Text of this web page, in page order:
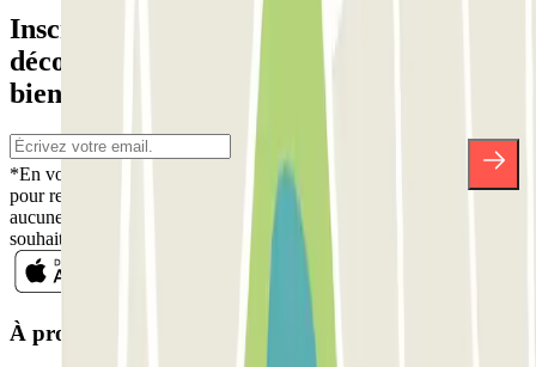
Inscrivez-vous à notre newsletter et
découvrez des réductions, des concours et
bien d'autres surprises.
*En vous inscrivant, vous acceptez notre politique de confidentialité
pour recevoir des communications commerciales de Parclick. Sans
aucune obligation, vous pouvez vous désinscrire quand vous le
souhaitez dans la même newsletter.
À propos de Parclick